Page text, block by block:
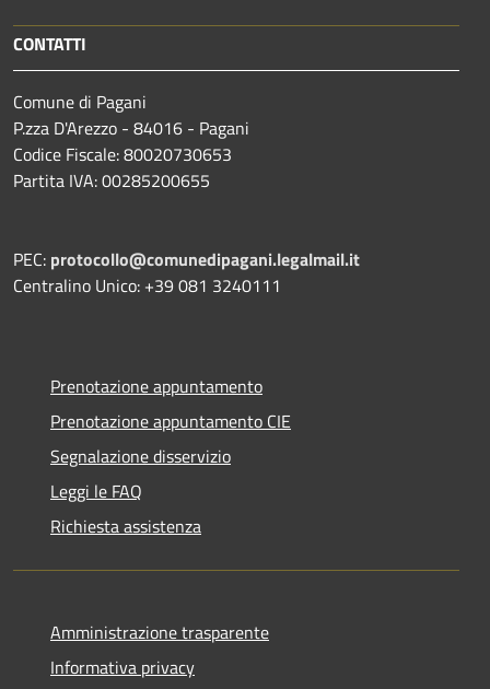
CONTATTI
Comune di Pagani
P.zza D'Arezzo - 84016 - Pagani
Codice Fiscale: 80020730653
Partita IVA: 00285200655
PEC: protocollo@comunedipagani.legalmail.it
Centralino Unico: +39 081 3240111
Prenotazione appuntamento
Prenotazione appuntamento CIE
Segnalazione disservizio
Leggi le FAQ
Richiesta assistenza
Amministrazione trasparente
Informativa privacy